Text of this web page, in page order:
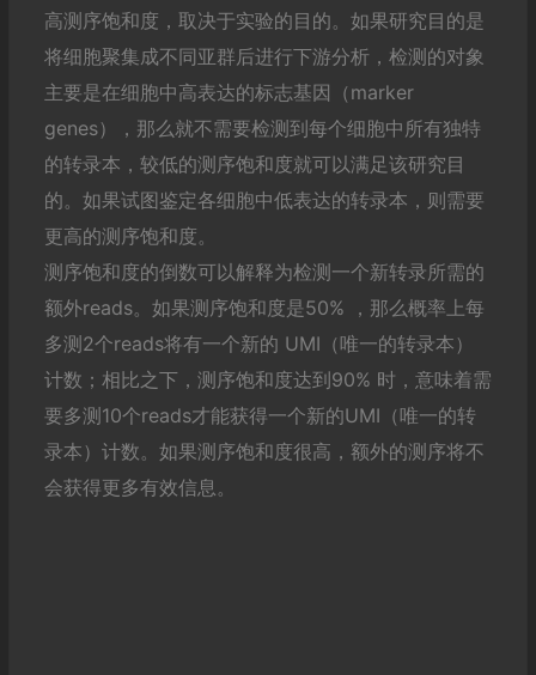
高测序饱和度，取决于实验的目的。如果研究目的是
将细胞聚集成不同亚群后进行下游分析，检测的对象
主要是在细胞中高表达的标志基因（marker
genes），那么就不需要检测到每个细胞中所有独特
的转录本，较低的测序饱和度就可以满足该研究目
的。如果试图鉴定各细胞中低表达的转录本，则需要
更高的测序饱和度。
测序饱和度的倒数可以解释为检测一个新转录所需的
额外reads。如果测序饱和度是50% ，那么概率上每
多测2个reads将有一个新的 UMI（唯一的转录本）
计数；相比之下，测序饱和度达到90% 时，意味着需
要多测10个reads才能获得一个新的UMI（唯一的转
录本）计数。如果测序饱和度很高，额外的测序将不
会获得更多有效信息。